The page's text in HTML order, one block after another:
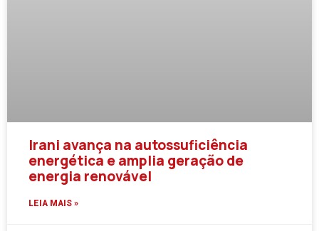
Irani avança na autossuficiência
energética e amplia geração de
energia renovável
LEIA MAIS »